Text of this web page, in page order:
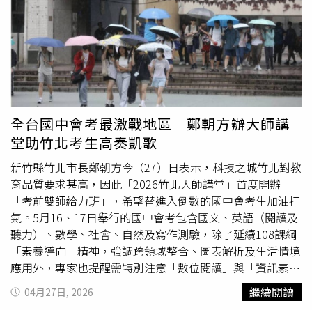
「一想到可以親自見面交流，就充滿期待！也希望能創造一
段會留下美好回憶的時光！」她更透露：「想去逛夜市，還
一定要吃小籠包！」Meta命理俊與盧瑟妃將於6/7在台舉辦
見面會。（圖／八大電視提供）Meta命理俊是位擅長將現
代科技與傳統玄學結合的 高學歷AI 命理師，他表示會在命理
諮詢前，先寫好包含個性分析、事業運、財運、家庭運、健
康運、大運與流年的諮詢報告，其中他個人最重視的是事業
方向，「如果能了解自己的本質與格局，並順著『運』這個
浪潮的方向前進，人生的效率就能最大化，也就是說成功的
機率會大幅提高。」2016 年首度來台灣的 Meta命理俊透
露，當時是為了參加好友的婚禮而來，「那時見到了許多在
美國高中時期的台灣同學，留下了非常美好的回憶。」對於
這次能有機會再來台灣，並和粉絲面對面交流，感到非常期
待與興奮。《Decode Your Fate解讀你的天機》台北粉絲見
面會，將於6月7日（日）下午1點在八大電視台舉行，活動
門票將於5月15日（五）中午12點於KKTIX 正式開賣，票種
分為「見面會票」及限量「命理諮詢套票」兩類；見面會票
票價為NT$2,200 元，愛心票NT$1,100元；命理諮詢套票依
全台國中會考最激戰地區 鄭朝方辦大師講
堂助竹北考生高奏凱歌
新竹縣竹北市長鄭朝方今（27）日表示，科技之城竹北對教
育品質要求甚高，因此「2026竹北大師講堂」首度開辦
「考前雙師給力班」，希望替進入倒數的國中會考生加油打
氣。5月16、17日舉行的國中會考包含國文、英語（閱讀及
聽力）、數學、社會、自然及寫作測驗，除了延續108課綱
「素養導向」精神，強調跨領域整合、圖表解析及生活情境
應用外，專家也提醒需特別注意「數位閱讀」與「資訊素
養」的趨勢，提醒考生應穩定掌握各科基礎概念，並透過模
擬題練習，適應長文本閱讀與邏輯推論。竹北市公所官員坦
04月27日, 2026 繼續閱讀